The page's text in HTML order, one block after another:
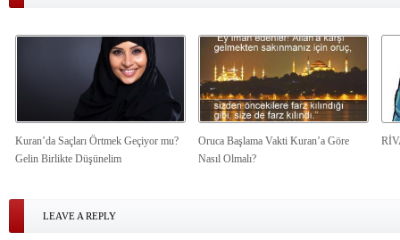
Kuran’da Saçları Örtmek Geçiyor mu?
Gelin Birlikte Düşünelim
Oruca Başlama Vakti Kuran’a Göre
Nasıl Olmalı?
LEAVE A REPLY